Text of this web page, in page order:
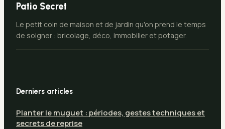
Patio Secret
Le petit coin de maison et de jardin qu'on prend le temps
de soigner : bricolage, déco, immobilier et potager.
Derniers articles
Planter le muguet : périodes, gestes techniques et
secrets de reprise